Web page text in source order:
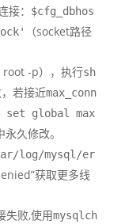
：
$cfg_dbhos
（socket路径
root -p），执行sh
若接近max_conn
set global max
久修改。
log/mysql/er
获取更多线
失败,使用mysqlch